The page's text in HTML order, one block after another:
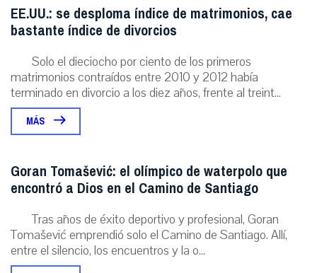
EE.UU.: se desploma índice de matrimonios, cae
bastante índice de divorcios
Solo el dieciocho por ciento de los primeros
matrimonios contraídos entre 2010 y 2012 había
terminado en divorcio a los diez años, frente al treint...
MÁS
Goran Tomašević: el olímpico de waterpolo que
encontró a Dios en el Camino de Santiago
Tras años de éxito deportivo y profesional, Goran
Tomašević emprendió solo el Camino de Santiago. Allí,
entre el silencio, los encuentros y la o...